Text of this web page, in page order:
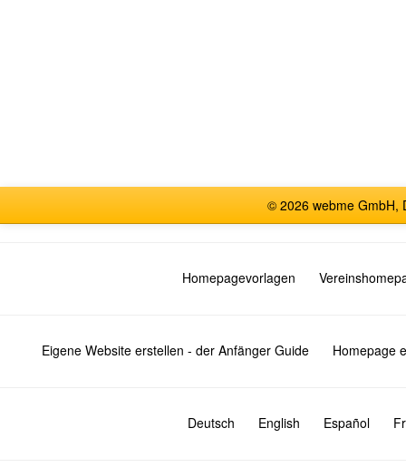
© 2026 webme GmbH,
Homepagevorlagen
Eigene Website erstellen - der Anfänger Guide Homepage
Deutsch English Español